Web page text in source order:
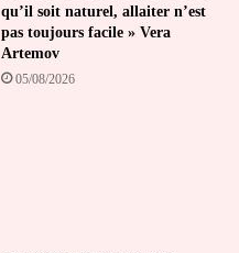
qu’il soit naturel, allaiter n’est
pas toujours facile » Vera
Artemov
05/08/2026